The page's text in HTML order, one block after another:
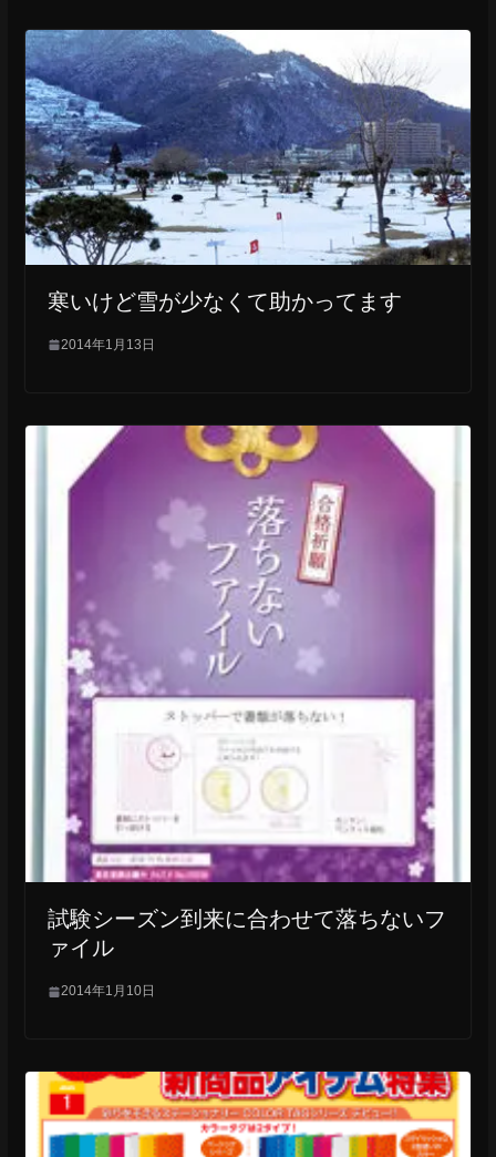
o
k
寒いけど雪が少なくて助かってます
2014年1月13日
試験シーズン到来に合わせて落ちないフ
ァイル
2014年1月10日